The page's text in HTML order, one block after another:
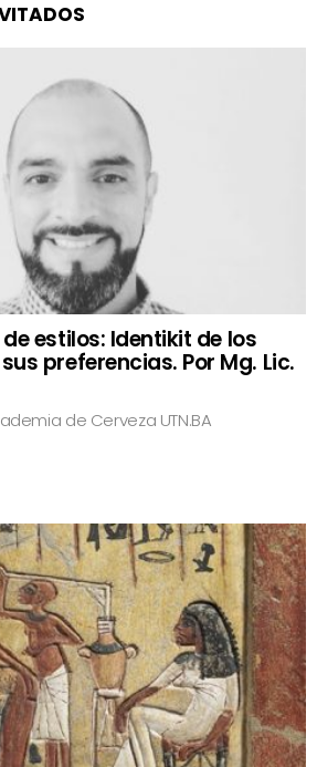
estilos: Identikit de los
preferencias. Por Mg. Lic.
de Cerveza UTN.BA